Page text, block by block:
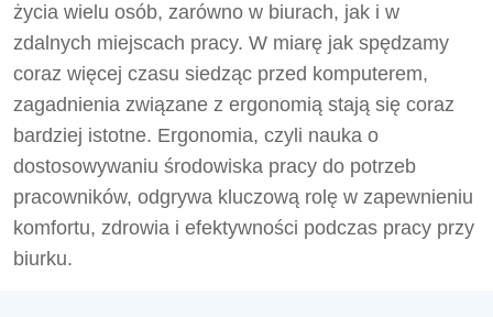
życia wielu osób, zarówno w biurach, jak i w
zdalnych miejscach pracy. W miarę jak spędzamy
coraz więcej czasu siedząc przed komputerem,
zagadnienia związane z ergonomią stają się coraz
bardziej istotne. Ergonomia, czyli nauka o
dostosowywaniu środowiska pracy do potrzeb
pracowników, odgrywa kluczową rolę w zapewnieniu
komfortu, zdrowia i efektywności podczas pracy przy
biurku.